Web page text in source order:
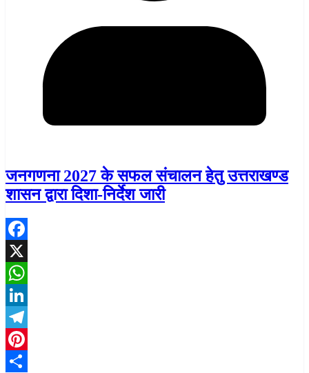
जनगणना 2027 के सफल संचालन हेतु उत्तराखण्ड
शासन द्वारा दिशा-निर्देश जारी
Facebook
X
WhatsApp
LinkedIn
Telegram
Pinterest